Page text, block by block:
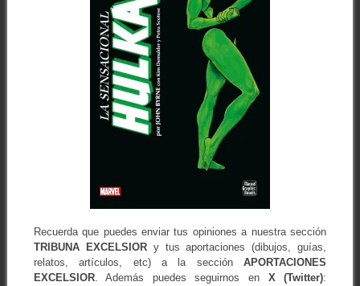
Recuerda que puedes enviar tus opiniones a nuestra sección
TRIBUNA EXCELSIORy tus aportaciones (dibujos, guías,
relatos, artículos, etc) a la secciónAPORTACIONES
EXCELSIOR. Además puedes seguirnos en X (Twitter):